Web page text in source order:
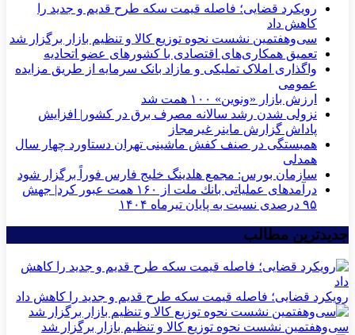
رویکرد قضایی؛ فاصله قیمت سکه طرح قدیم و جدید را
کاهش داد
سی‌و‌هفتمین نشست نحوه توزیع کالا و تنظیم بازار برگزار شد
تعمیق همکاری‌های اقتصادی با کشورهای عضو اتحادیه
واگذاری املاک تملیکی و مازاد بانک سرمایه از طریق مزایده
عمومی
ارزش بازار «ونوین» ۱۰۰ همت شد
نزولی شدن رشد سالانه مصرف برق در کشور| افزایش
پاداش گزارش ماینر غیرمجاز
همبستگی در صنف کفش ماشینی تهران دستاورد چهار سال
همدلی
سازمان بورس: مجمع هلدینگ خلیج فارس فوراً برگزار شود
درآمدهای عملیاتی بانك ملت از ۱۶۰ همت عبور كرد| جهش
۹۵ درصدی نسبت به پایان تیرماه ۱۴۰۴
جدیدترین مطالب
رویکرد قضایی؛ فاصله قیمت سکه طرح قدیم و جدید را کاهش داد
سی‌و‌هفتمین نشست نحوه توزیع کالا و تنظیم بازار برگزار شد